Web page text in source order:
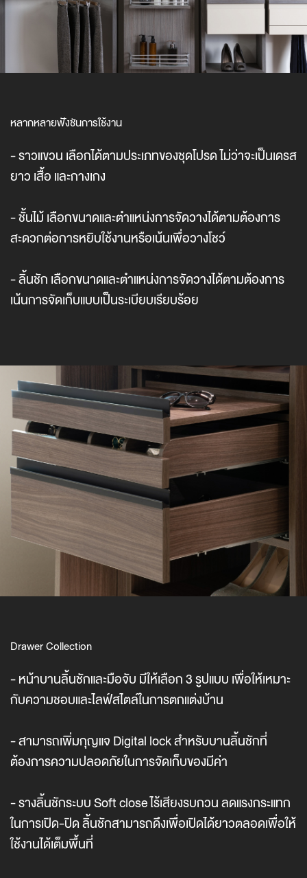
หลากหลายฟังชันการใช้งาน
- ราวแขวน เลือกได้ตามประเภทของชุดโปรด ไม่ว่าจะเป็นเดรส
ยาว เสื้อ และกางเกง
- ชั้นไม้ เลือกขนาดและตำแหน่งการจัดวางได้ตามต้องการ
สะดวกต่อการหยิบใช้งานหรือเน้นเพื่อวางโชว์
- ลิ้นชัก เลือกขนาดและตำแหน่งการจัดวางได้ตามต้องการ
เน้นการจัดเก็บแบบเป็นระเบียบเรียบร้อย
Drawer Collection
- หน้าบานลิ้นชักและมือจับ มีให้เลือก 3 รูปแบบ เพื่อให้เหมาะ
กับความชอบและไลฟ์สไตล์ในการตกแต่งบ้าน
- สามารถเพิ่มกุญแจ Digital lock สำหรับบานลิ้นชักที่
ต้องการความปลอดภัยในการจัดเก็บของมีค่า
- รางลิ้นชักระบบ Soft close ไร้เสียงรบกวน ลดแรงกระแทก
ในการเปิด-ปิด ลิ้นชักสามารถดึงเพื่อเปิดได้ยาวตลอดเพื่อให้
ใช้งานได้เต็มพื้นที่